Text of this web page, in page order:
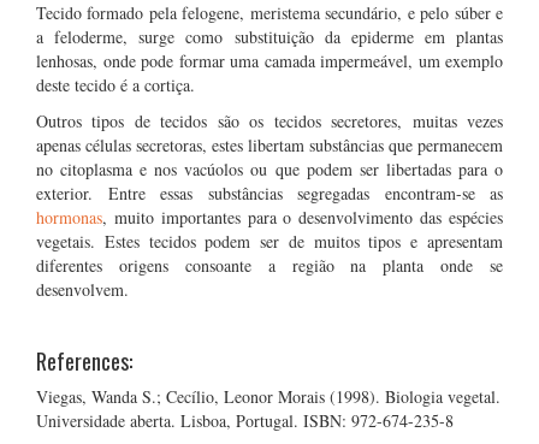
Tecido formado pela felogene, meristema secundário, e pelo súber e
a feloderme, surge como substituição da epiderme em plantas
lenhosas, onde pode formar uma camada impermeável, um exemplo
deste tecido é a cortiça.
Outros tipos de tecidos são os tecidos secretores, muitas vezes
apenas células secretoras, estes libertam substâncias que permanecem
no citoplasma e nos vacúolos ou que podem ser libertadas para o
exterior. Entre essas substâncias segregadas encontram-se as
hormonas, muito importantes para o desenvolvimento das espécies
vegetais. Estes tecidos podem ser de muitos tipos e apresentam
diferentes origens consoante a região na planta onde se
desenvolvem.
References:
Viegas, Wanda S.; Cecílio, Leonor Morais (1998). Biologia vegetal.
Universidade aberta. Lisboa, Portugal. ISBN: 972-674-235-8